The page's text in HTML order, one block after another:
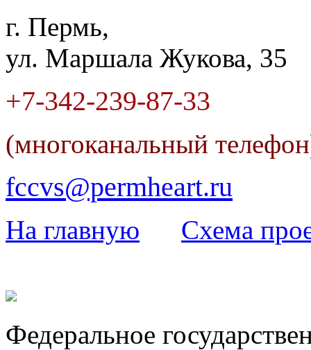
г. Пермь,
ул. Маршала Жукова, 35
+7-342-239-87-33
(многоканальный
fccvs@permheart.ru
На главную Cхема
Федеральное